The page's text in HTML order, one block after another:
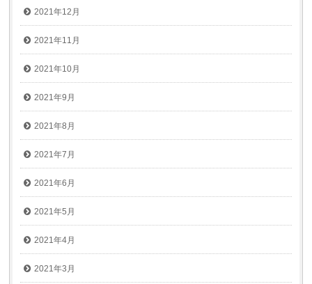
2021年12月
2021年11月
2021年10月
2021年9月
2021年8月
2021年7月
2021年6月
2021年5月
2021年4月
2021年3月